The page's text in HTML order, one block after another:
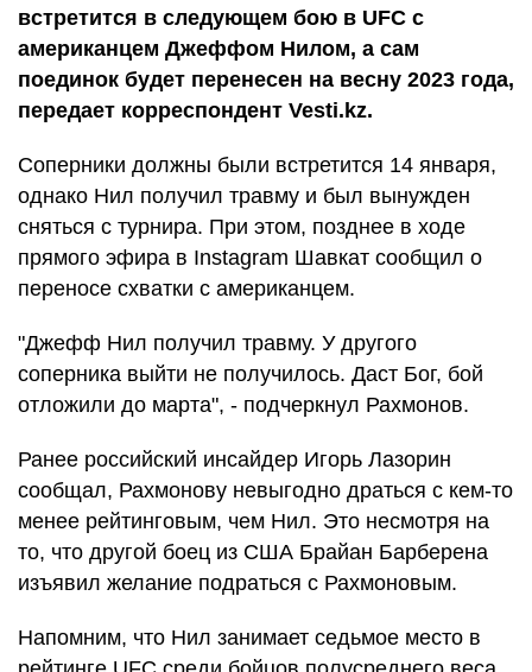
встретится в следующем бою в UFC с
американцем Джеффом Нилом, а сам
поединок будет перенесен на весну 2023 года,
передает корреспондент Vesti.kz.
Соперники должны были встретится 14 января,
однако Нил получил травму и был вынужден
сняться с турнира. При этом, позднее в ходе
прямого эфира в Instagram Шавкат сообщил о
переносе схватки с американцем.
"Джефф Нил получил травму. У другого
соперника выйти не получилось. Даст Бог, бой
отложили до марта", - подчеркнул Рахмонов.
Ранее российский инсайдер Игорь Лазорин
сообщал, Рахмонову невыгодно драться с кем-то
менее рейтинговым, чем Нил. Это несмотря на
то, что другой боец из США Брайан Барберена
изъявил желание подраться с Рахмоновым.
Напомним, что Нил занимает седьмое место в